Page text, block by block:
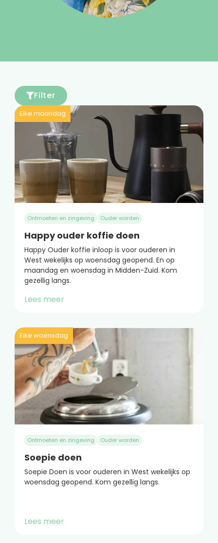
Filter
Elke maandag
Ontmoeten en zingeving Ouder worden
Happy ouder koffie doen
Happy Ouder koffie inloop is voor ouderen in
West wekelijks op woensdag geopend. En op
maandag en woensdag in Midden-Zuid. Kom
gezellig langs.
Lees meer
Elke woensdag
Ontmoeten en zingeving Ouder worden
Soepie doen
Soepie Doen is voor ouderen in West wekelijks op
woensdag geopend. Kom gezellig langs.
Lees meer